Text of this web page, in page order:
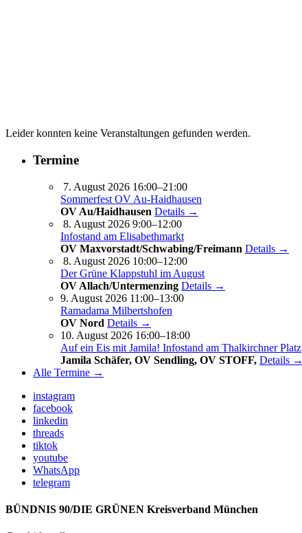
Leider konnten keine Veranstaltungen gefunden werden.
Termine
7. August 2026 16:00–21:00
Sommerfest OV Au-Haidhausen
OV Au/Haidhausen Details →
8. August 2026 9:00–12:00
Infostand am Elisabethmarkt
OV Maxvorstadt/Schwabing/Freimann Details →
8. August 2026 10:00–12:00
Der Grüne Klappstuhl im August
OV Allach/Untermenzing Details →
9. August 2026 11:00–13:00
Ramadama Milbertshofen
OV Nord Details →
10. August 2026 16:00–18:00
Auf ein Eis mit Jamila! Infostand am Thalkirchner Platz
Jamila Schäfer, OV Sendling, OV STOFF, Details →
Alle Termine →
instagram
facebook
linkedin
threads
tiktok
youtube
WhatsApp
telegram
BÜNDNIS 90/DIE GRÜNEN Kreisverband München